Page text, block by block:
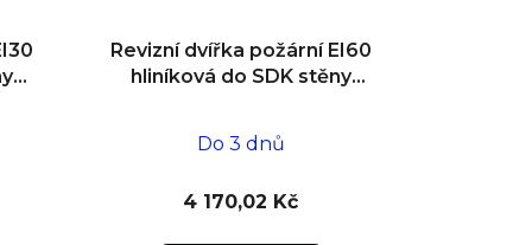
Revizní dvířka požární EI60
hliníková do SDK stěny
Do 3 dnů
4 170,02 Kč